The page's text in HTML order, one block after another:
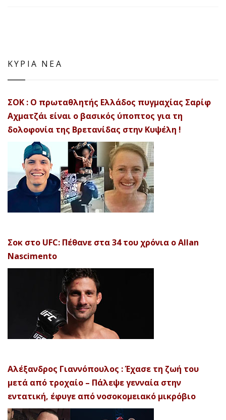
ΚΥΡΙΑ ΝΕΑ
ΣΟΚ : Ο πρωταθλητής Ελλάδος πυγμαχίας Σαρίφ
Αχματζάι είναι ο βασικός ύποπτος για τη
δολοφονία της Βρετανίδας στην Κυψέλη !
Σοκ στο UFC: Πέθανε στα 34 του χρόνια ο Allan
Nascimento
Αλέξανδρος Γιαννόπουλος : Έχασε τη ζωή του
μετά από τροχαίο – Πάλεψε γενναία στην
εντατική, έφυγε από νοσοκομειακό μικρόβιο